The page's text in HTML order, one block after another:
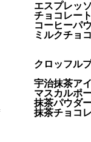
エスプレッ
チョコレー
コーヒーパ
ミルクチョ
クロッフル
宇治抹茶ア
マスカルポ
抹茶パウダ
抹茶チョコ